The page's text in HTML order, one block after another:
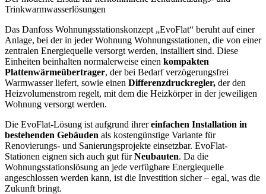
Trinkwarmwasserlösungen
Das Danfoss Wohnungsstationskonzept „EvoFlat“ beruht auf einer
Anlage, bei der in jeder Wohnung Wohnungsstationen, die von einer
zentralen Energiequelle versorgt werden, installiert sind. Diese
Einheiten beinhalten normalerweise einen kompakten
Plattenwärmeübertrager, der bei Bedarf verzögerungsfrei
Warmwasser liefert, sowie einen Differenzdruckregler, der den
Heizvolumenstrom regelt, mit dem die Heizkörper in der jeweiligen
Wohnung versorgt werden.
Die EvoFlat-Lösung ist aufgrund ihrereinfachen Installation in
bestehenden Gebäuden als kostengünstige Variante für
Renovierungs- und Sanierungsprojekte einsetzbar. EvoFlat-
Stationen eignen sich auch gut fürNeubauten. Da die
Wohnungsstationslösung an jede verfügbare Energiequelle
angeschlossen werden kann, ist die Investition sicher – egal, was die
Zukunft bringt.